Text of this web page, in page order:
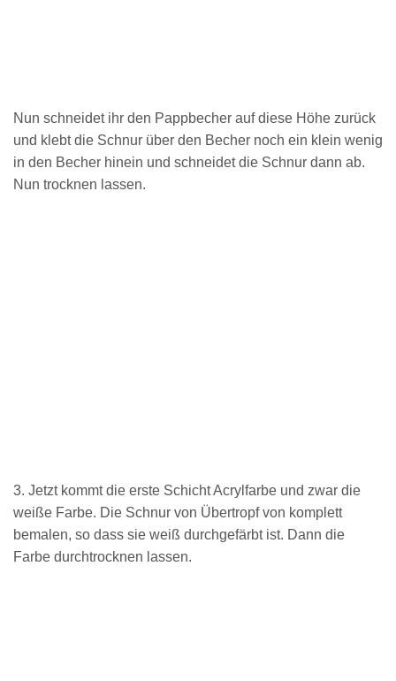
Nun schneidet ihr den Pappbecher auf diese Höhe zurück
und klebt die Schnur über den Becher noch ein klein wenig
in den Becher hinein und schneidet die Schnur dann ab.
Nun trocknen lassen.
3. Jetzt kommt die erste Schicht Acrylfarbe und zwar die
weiße Farbe. Die Schnur von Übertropf von komplett
bemalen, so dass sie weiß durchgefärbt ist. Dann die
Farbe durchtrocknen lassen.